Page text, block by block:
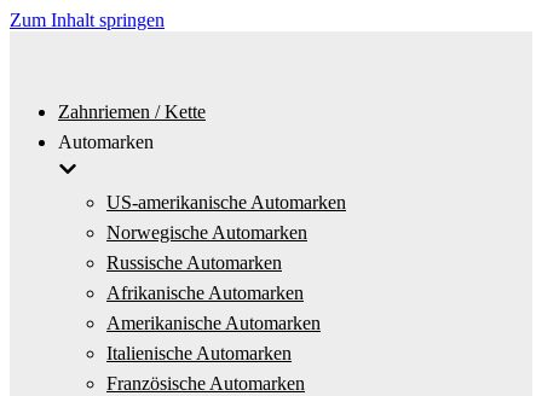
Zum Inhalt springen
Zahnriemen / Kette
Automarken
US-amerikanische Automarken
Norwegische Automarken
Russische Automarken
Afrikanische Automarken
Amerikanische Automarken
Italienische Automarken
Französische Automarken